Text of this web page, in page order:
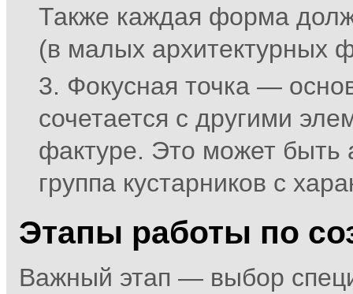
Также каждая форма
(в малых архитектурных
Фокусная точка —
сочетается с другими
фактуре. Это может быть
группа кустарников с
Этапы работы по
Важный этап — выбор